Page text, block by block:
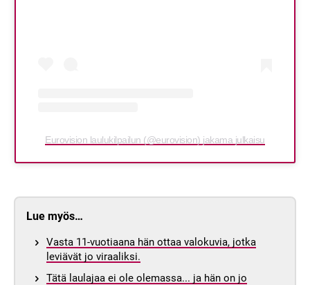
Eurovision laulukilpailun (@eurovision) jakama julkaisu
Lue myös…
Vasta 11-vuotiaana hän ottaa valokuvia, jotka
leviävät jo viraaliksi.
Tätä laulajaa ei ole olemassa... ja hän on jo